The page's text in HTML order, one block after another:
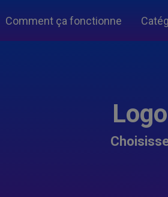
Comment ça fonctionne